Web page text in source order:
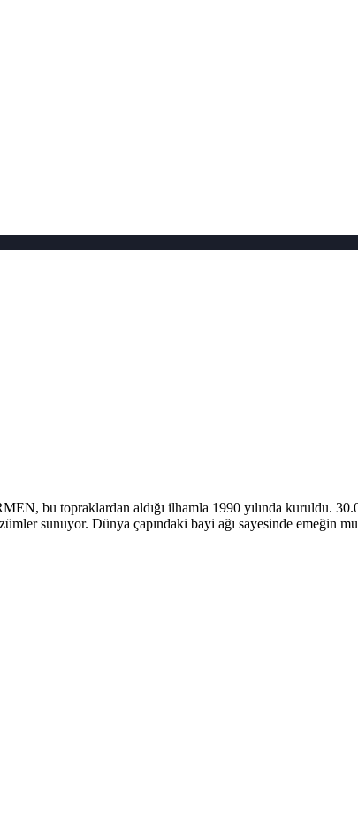
bu topraklardan aldığı ilhamla 1990 yılında kuruldu.
sunuyor. Dünya çapındaki bayi ağı sayesinde emeğin